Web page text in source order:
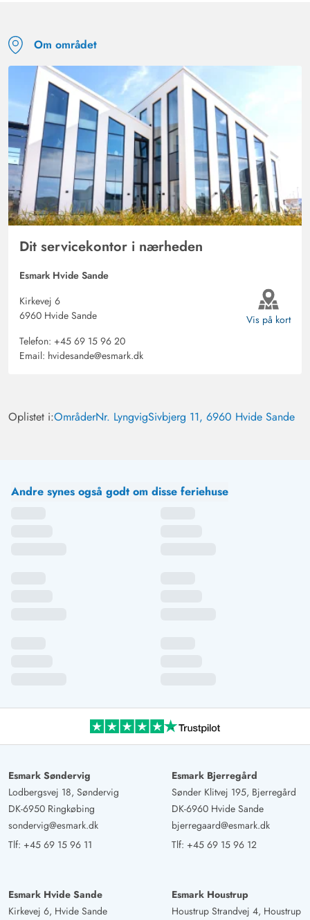
Om området
Dit servicekontor i nærheden
Esmark Hvide Sande
Kirkevej 6
6960 Hvide Sande
Telefon: +45 69 15 96 20
Email: hvidesande@esmark.dk
Vis på kort
Oplistet i:OmråderNr. LyngvigSivbjerg 11, 6960 Hvide Sande
Andre synes også godt om disse feriehuse
Esmark Søndervig
Lodbergsvej 18, Søndervig
DK-6950 Ringkøbing
sondervig@esmark.dk
Tlf: +45 69 15 96 11
Esmark Bjerregård
Sønder Klitvej 195, Bjerregård
DK-6960 Hvide Sande
bjerregaard@esmark.dk
Tlf: +45 69 15 96 12
Esmark Hvide Sande
Kirkevej 6, Hvide Sande
Esmark Houstrup
Houstrup Strandvej 4, Houstrup